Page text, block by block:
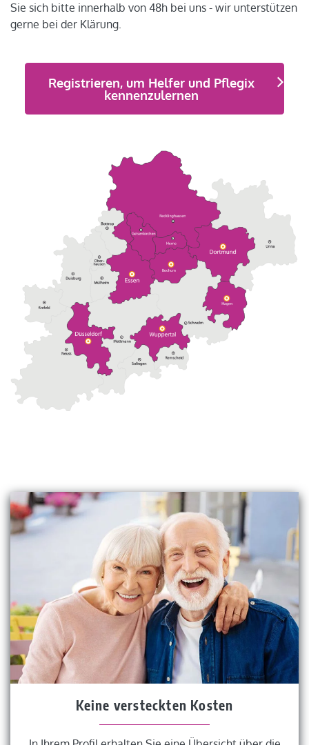
Sie sich bitte innerhalb von 48h bei uns - wir unterstützen
gerne bei der Klärung.
Registrieren, um Helfer und Pflegix
kennenzulernen
Keine versteckten Kosten